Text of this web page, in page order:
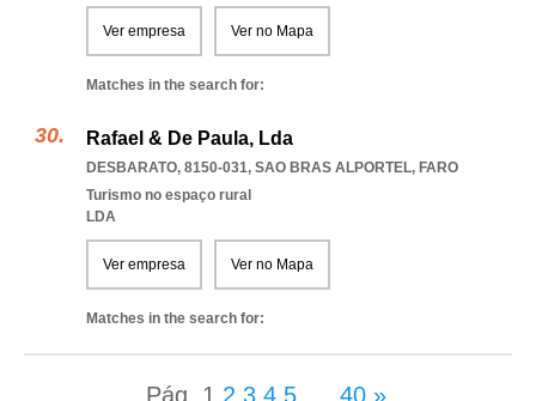
Ver empresa Ver no Mapa
Matches in the search for:
Rafael & De Paula, Lda
DESBARATO, 8150-031, SAO BRAS ALPORTEL, FARO
Turismo no espaço rural
LDA
Ver empresa Ver no Mapa
Matches in the search for:
Pág. 1 2 3 4 5 ... 40 »